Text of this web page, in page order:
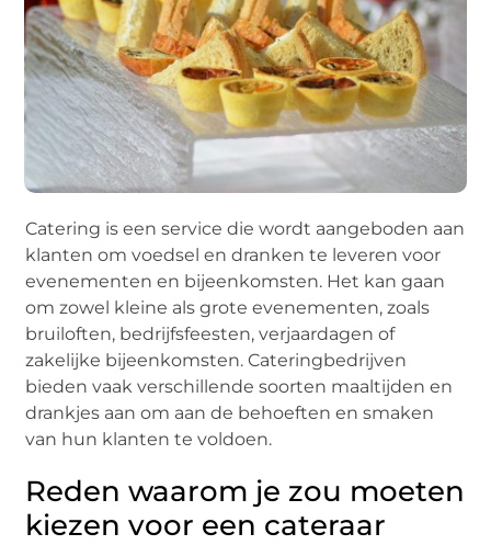
Catering is een service die wordt aangeboden aan
klanten om voedsel en dranken te leveren voor
evenementen en bijeenkomsten. Het kan gaan
om zowel kleine als grote evenementen, zoals
bruiloften, bedrijfsfeesten, verjaardagen of
zakelijke bijeenkomsten. Cateringbedrijven
bieden vaak verschillende soorten maaltijden en
drankjes aan om aan de behoeften en smaken
van hun klanten te voldoen.
Reden waarom je zou moeten
kiezen voor een cateraar